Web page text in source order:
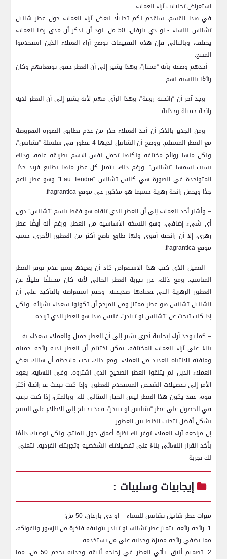
استعراض⁤ تحليلات آراء العملاء
في هذا القسم، سنقدم لكم تحليلًا لبعض آراء⁣ العملاء حول عطر شانيل
تشانس للنساء -‌ او دي بارفان، ⁢50 مل. نود أن نذكر أن مدى رضا العملاء
يختلف، وبالتالي فإن هذه التقييمات توضح آراء العملاء الذين استخدموا
المنتج.
-⁢ أحدهم وصفه بأنه “ممتاز”، وهذا ​يشير إلى أن العطر حقق توقعاتهم وكان
رائعًا بالنسبة لهم.
– وجد آخر أن “رائحته روعة”، وهذا الرأي مهم لأنه يشير إلى أن⁣ العطر لديه
رائحة جميلة وجذابة.
– ومن الجدير بالذكر أن أحد العملاء حذر من عدم تطابق ‌الصورة المعروضة
مع ⁣العطر المستلم. ‍ووضح أن ‌الشانيل لديها 4 عطور في سلسلة ⁤”تشانس”،
ولكل منها روائح مختلفة ولكنها تحمل نفس⁤ الاسم بطريقة عامة، وذلك
بسبب اسمها “تشانس”. ورغم ذلك، يتميز كل عطر منها بطابع فريد جدًا.
المتواجدة في الصورة هي كانس⁣ تشانس “Eau ‌Tendre” وهو عطر ناعم⁤
جدًا ويحمل رائحة زهرية حسبما ⁢هو مذكور في موقع fragrantica.
– وأشار أحد العملاء إلى أن العطر الذي تلقاه هو فقط باسم “تشانس” دون
أي شيء إضافي، وهو النسخة الأساسية من العطر. ورغم أنه أيضًا ‌عطر
زهري، إلا أن رائحته أقوى‌ ولها طابع ​ناضج أكثر من العطور الأخرى، حسب
موقع ⁢fragrantica.
– العميل الذي كتب ​هذا الاستعراض⁢ كاد أن يعيده‍ بسبب‍ عدم توفر العطر
المناسب. ومع ذلك، قرر تجربة ⁣العطر الحالي لأنه كان مختلفًا قليلًا عن
العطور الزهرية التي ‍تعتادها صديقته. وختم استعراضه بالتأكيد على أن
الشانيل تشانس ⁣هو عطر ممتاز ⁢ومن المرجح أن تكونوا سعداء بشرائه. ولكن
إذا كنت تبحث عن “تشانس او⁣ تيندر”، فليس هذا هو العطر الذي تريده.
– كما توجد آراء⁣ إيجابية أخرى تشير إلى أن العطر جميل والعملاء ‍سعداء به.
بناءً على آراء العملاء المختلفة،‍ يمكن اختتام أن ​العطر لديه رائحة جميلة
⁤وملفتة للانتباه للعديد ​من العملاء. ⁤ومع ذلك، يجب ملاحظة أن هناك بعض
العملاء الذين‌ لم يتلقوا العطر الصحيح الذي اشتروه. ⁢وفي النهاية، يعود
الأمر إلى تفضيلات الشخص المستخدم للعطور. وإذا كنت تبحث عن‍ رائحة أكثر
قوة، فقد يكون هذا العطر ليس الخيار المثالي لك. وبالمثل، إذا كنت ترغب
في الحصول على عطر “تشانس او تيندر”، فقد تحتاج إلى الاطلاع على المنتج
بشكل أفضل لتجنب الخلط بين ​العطور.
إن ⁣مراجعة آراء العملاء توفر لك نظرة ​أعمق حول ⁣المنتج،‍ ولكن نوصيك دائمًا
بأخذ القرار النهائي بناءً على تفضيلاتك الشخصية​ وتجربتك الفردية. نتمنى ​
لك تجربة
إيجابيات وسلبيات‌ :
ميزات عطر شانيل تشانس للنساء – ​او دي بارفان، 50 مل:
1.⁣ رائحة رائعة: يتميز عطر‌ تشانس‍ او تيندر بتوليفة فاخرة​ من الزهور والفواكه،⁤
مما يضفي رائحة مميزة وجذابة على من يستخدمه.
2. تصميم أنيق: يأتي العطر في زجاجة أنيقة​ وجذابة بحجم 50 مل، مما